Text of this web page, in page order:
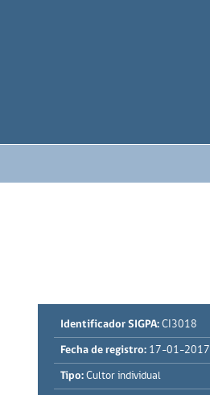
Identificador SIGPA: CI3018
Fecha de registro: 17-01-2017
Tipo: Cultor individual